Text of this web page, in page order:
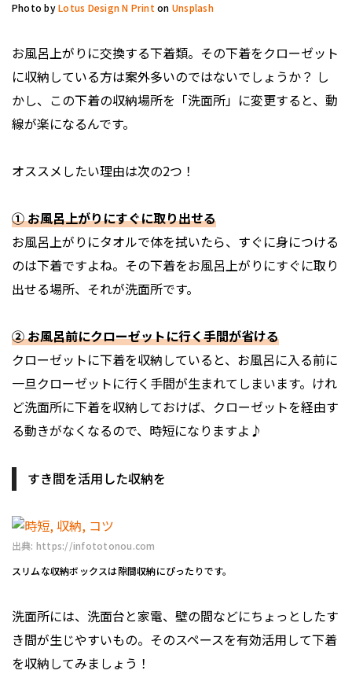
Photo byLotus Design N Print on Unsplash
お風呂上がりに交換する下着類。その下着をクローゼット
に収納している方は案外多いのではないでしょうか？ し
かし、この下着の収納場所を「洗面所」に変更すると、動
線が楽になるんです。
オススメしたい理由は次の2つ！
① お風呂上がりにすぐに取り出せる
お風呂上がりにタオルで体を拭いたら、すぐに身につける
のは下着ですよね。その下着をお風呂上がりにすぐに取り
出せる場所、それが洗面所です。
② お風呂前にクローゼットに行く手間が省ける
クローゼットに下着を収納していると、お風呂に入る前に
一旦クローゼットに行く手間が生まれてしまいます。けれ
ど洗面所に下着を収納しておけば、クローゼットを経由す
る動きがなくなるので、時短になりますよ♪
すき間を活用した収納を
出典: https://infototonou.com
スリムな収納ボックスは隙間収納にぴったりです。
洗面所には、洗面台と家電、壁の間などにちょっとしたす
き間が生じやすいもの。そのスペースを有効活用して下着
を収納してみましょう！